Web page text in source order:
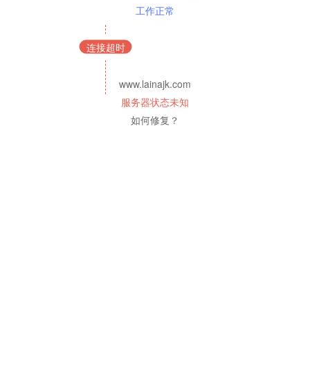
工作正常
连接超时
www.lainajk.com
服务器状态未知
如何修复？